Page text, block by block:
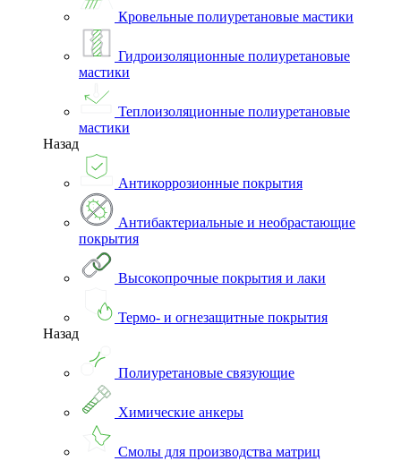
Кровельные полиуретановые мастики
Гидроизоляционные полиуретановые
мастики
Теплоизоляционные полиуретановые
мастики
Назад
Антикоррозионные покрытия
Антибактериальные и необрастающие
покрытия
Высокопрочные покрытия и лаки
Термо- и огнезащитные покрытия
Назад
Полиуретановые связующие
Химические анкеры
Смолы для производства матриц